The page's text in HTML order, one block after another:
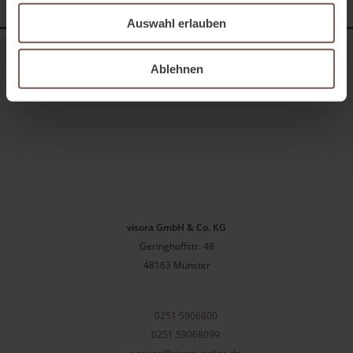
Auswahl erlauben
Ablehnen
visora GmbH & Co. KG
Geringhoffstr. 48
48163 Münster
0251 5906800
0251 59068099